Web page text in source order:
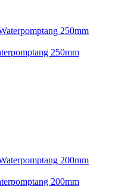
250mm
200mm